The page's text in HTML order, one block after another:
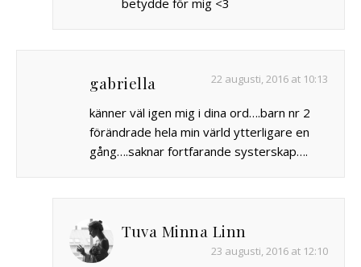
betydde för mig <3
gabriella 22 augusti, 2016 at 10:13
känner väl igen mig i dina ord….barn nr 2
förändrade hela min värld ytterligare en
gång….saknar fortfarande systerskap….
Tuva Minna Linn
23 augusti, 2016 at 12:10